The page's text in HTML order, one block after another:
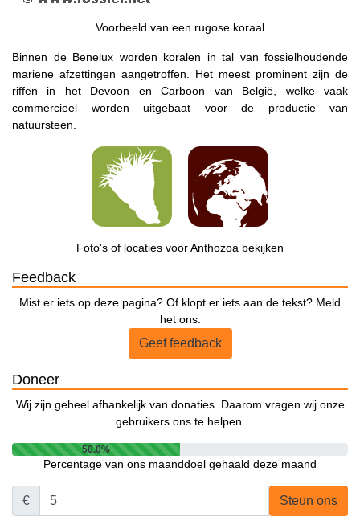
Voorbeeld van een rugose koraal
Binnen de Benelux worden koralen in tal van fossielhoudende
mariene afzettingen aangetroffen. Het meest prominent zijn de
riffen in het Devoon en Carboon van België, welke vaak
commercieel worden uitgebaat voor de productie van
natuursteen.
Foto's of locaties voor Anthozoa bekijken
Feedback
Mist er iets op deze pagina? Of klopt er iets aan de tekst? Meld
het ons.
Geef feedback
Doneer
Wij zijn geheel afhankelijk van donaties. Daarom vragen wij onze
gebruikers ons te helpen.
50.0%
Percentage van ons maanddoel gehaald deze maand
€ Steun ons